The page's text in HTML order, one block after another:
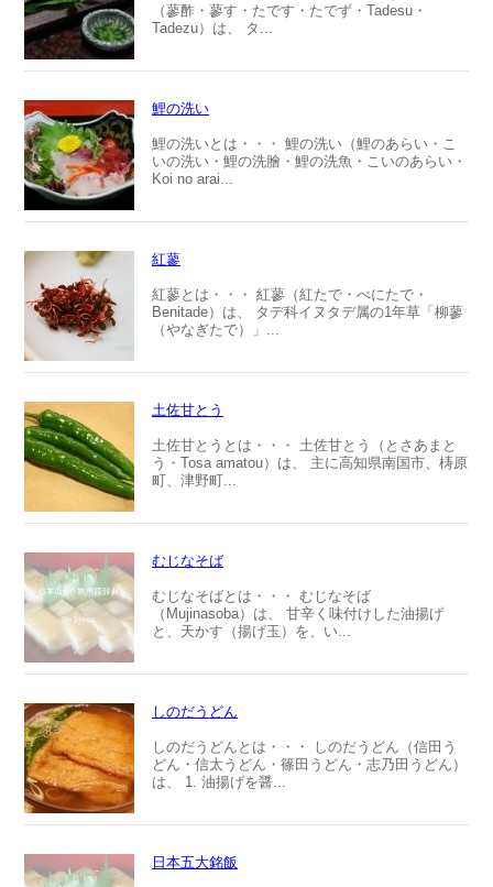
（蓼酢・蓼す・たです・たでず・Tadesu・
Tadezu）は、 タ...
鯉の洗い
鯉の洗いとは・・・ 鯉の洗い（鯉のあらい・こ
いの洗い・鯉の洗膾・鯉の洗魚・こいのあらい・
Koi no arai...
紅蓼
紅蓼とは・・・ 紅蓼（紅たで・べにたで・
Benitade）は、 タデ科イヌタデ属の1年草「柳蓼
（やなぎたで）」...
土佐甘とう
土佐甘とうとは・・・ 土佐甘とう（とさあまと
う・Tosa amatou）は、 主に高知県南国市、梼原
町、津野町...
むじなそば
むじなそばとは・・・ むじなそば
（Mujinasoba）は、 甘辛く味付けした油揚げ
と、天かす（揚げ玉）を、い...
しのだうどん
しのだうどんとは・・・ しのだうどん（信田う
どん・信太うどん・篠田うどん・志乃田うどん）
は、 1. 油揚げを醤...
日本五大銘飯